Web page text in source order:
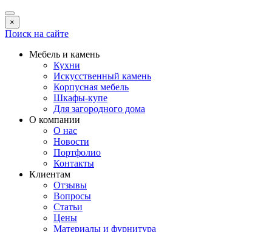
×
Поиск на сайте
Мебель и камень
Кухни
Искусственный камень
Корпусная мебель
Шкафы-купе
Для загородного дома
О компании
О нас
Новости
Портфолио
Контакты
Клиентам
Отзывы
Вопросы
Статьи
Цены
Материалы и фурнитура